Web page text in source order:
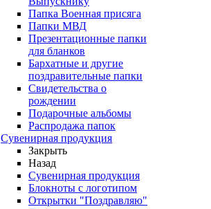
Папка Военная присяга
Папки МВД
Презентационные папки
для бланков
Бархатные и другие
поздравительные папки
Свидетельства о
рождении
Подарочные альбомы
Распродажа папок
Сувенирная продукция
Закрыть
Назад
Сувенирная продукция
Блокноты с логотипом
Открытки "Поздравляю"